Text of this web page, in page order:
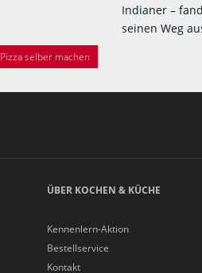
Pizza selber machen
Indianer –
seinen Weg
ÜBER KOCHEN & KÜCHE
Kennenlern-Aktion
Bestellservice
Kontakt